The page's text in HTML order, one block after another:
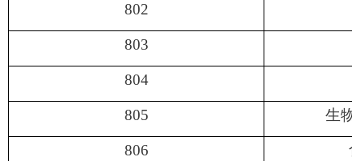
802
803
804
805 生物
806